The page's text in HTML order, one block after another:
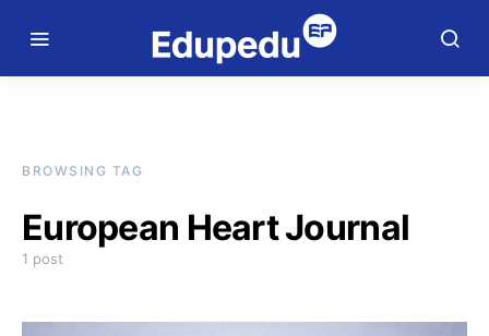
BROWSING TAG
European Heart Journal
1 post